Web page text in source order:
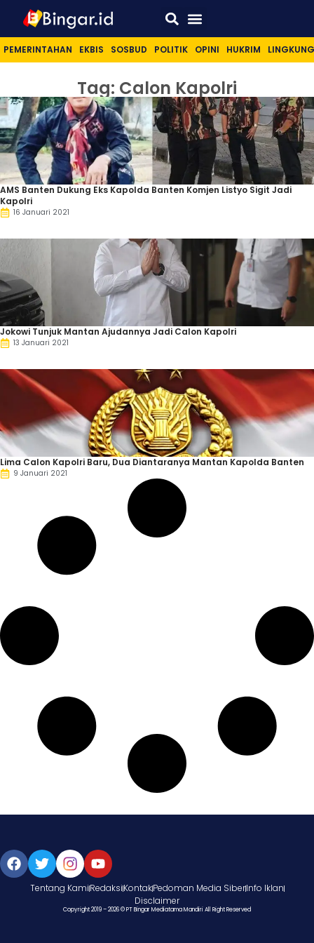
PEMERINTAHAN EKBIS SOSBUD POLITIK OPINI HUKRIM
Tag: Calon Kapolri
AMS Banten Dukung Eks Kapolda Banten Komjen Listyo Sigit Jadi
Kapolri
16 Januari 2021
Jokowi Tunjuk Mantan Ajudannya Jadi Calon Kapolri
13 Januari 2021
Lima Calon Kapolri Baru, Dua Diantaranya Mantan Kapolda Banten
9 Januari 2021
Tentang KamiRedaksiKontakPedoman Media SiberInfo Iklan
Disclaimer
Copyright 2019 – 2026 © PT Bingar Mediatama Mandiri All Right Reserved